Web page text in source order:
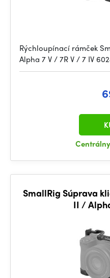
Rýchloupínací rámček
Alpha 7 V / 7R V / 7 IV
SmallRig Súprava
II /